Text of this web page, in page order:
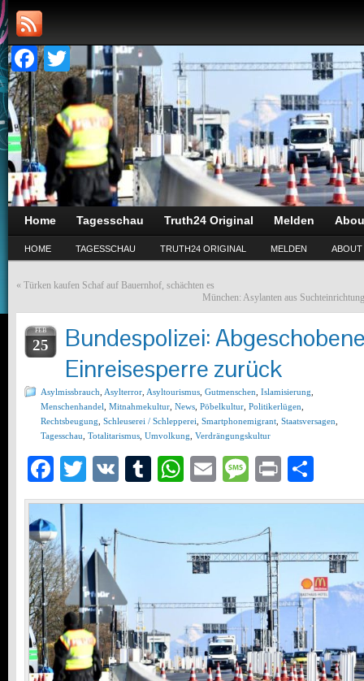
Facebook
Twitter
Home Tagesschau Truth24 Original Melden
HOME TAGESSCHAU TRUTH24 ORIGINAL MELDEN ABOUT
« Türken kaufen Schaf auf Bauernhof, schächten es
München: Asylanten aus
FEB
25
Bundespolizei:
Einreisesperre zurück
Asylmissbrauch Asylterror Asyltourismus Gutmenschen Islamisierung
Menschenhandel Mitnahmekultur News Pöbelkultur Politikerlügen
Rechtsbeugung Schleuserei / Schlepperei Smartphonemigrant Staatsversagen
Tagesschau Totalitarismus Umvolkung Verdrängungskultur
Facebook
Twitter
VK Tumblr
WhatsApp
EmailMessage
Print